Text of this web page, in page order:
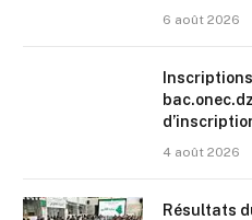
6 août 2026
4 août 2026
Résultats